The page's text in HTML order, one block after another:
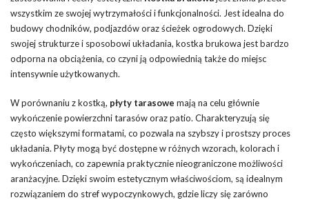
wszystkim ze swojej wytrzymałości i funkcjonalności. Jest idealna do
budowy chodników, podjazdów oraz ścieżek ogrodowych. Dzięki
swojej strukturze i sposobowi układania, kostka brukowa jest bardzo
odporna na obciążenia, co czyni ją odpowiednią także do miejsc
intensywnie użytkowanych.
W porównaniu z kostką, płyty tarasowe mają na celu głównie
wykończenie powierzchni tarasów oraz patio. Charakteryzują się
często większymi formatami, co pozwala na szybszy i prostszy proces
układania. Płyty mogą być dostępne w różnych wzorach, kolorach i
wykończeniach, co zapewnia praktycznie nieograniczone możliwości
aranżacyjne. Dzięki swoim estetycznym właściwościom, są idealnym
rozwiązaniem do stref wypoczynkowych, gdzie liczy się zarówno